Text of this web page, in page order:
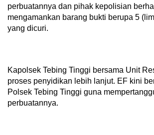
perbuatannya dan pihak kepolisian
mengamankan barang bukti berupa 5
yang dicuri.
Kapolsek Tebing Tinggi bersama Unit
proses penyidikan lebih lanjut. EF kini
Polsek Tebing Tinggi guna
perbuatannya.